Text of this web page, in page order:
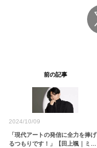
前の記事
2024/10/09
「現代アートの発信に全力を捧げ
るつもりです！」【田上颯｜ミス